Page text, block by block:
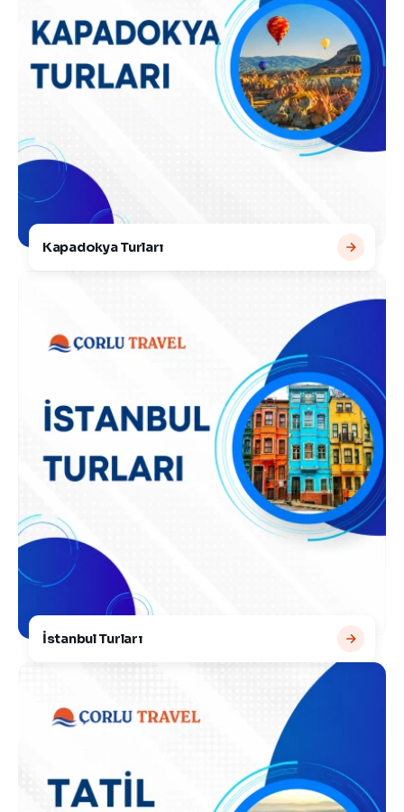
Kapadokya Turları
İstanbul Turları